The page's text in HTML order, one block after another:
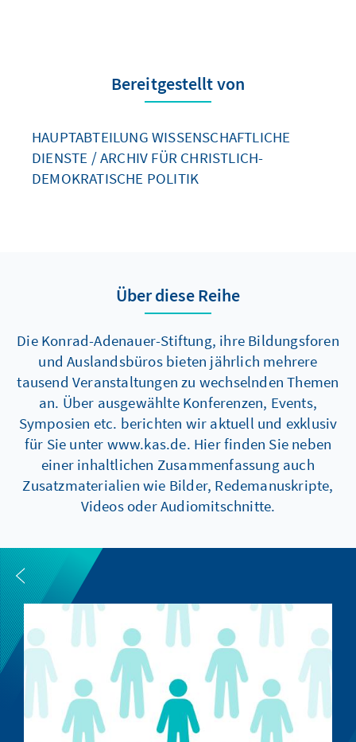
Bereitgestellt von
HAUPTABTEILUNG WISSENSCHAFTLICHE
DIENSTE / ARCHIV FÜR CHRISTLICH-
DEMOKRATISCHE POLITIK
Über diese Reihe
Die Konrad-Adenauer-Stiftung, ihre Bildungsforen
und Auslandsbüros bieten jährlich mehrere
tausend Veranstaltungen zu wechselnden Themen
an. Über ausgewählte Konferenzen, Events,
Symposien etc. berichten wir aktuell und exklusiv
für Sie unter www.kas.de. Hier finden Sie neben
einer inhaltlichen Zusammenfassung auch
Zusatzmaterialien wie Bilder, Redemanuskripte,
Videos oder Audiomitschnitte.